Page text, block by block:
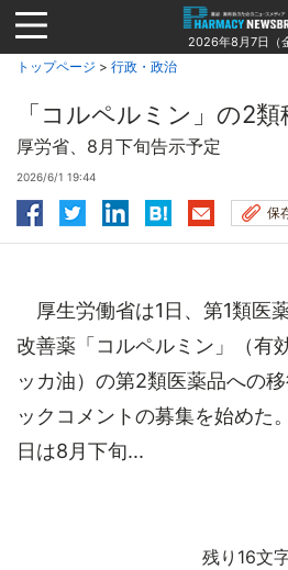
Jump
to
navigation
2026年8月7日（
トップページ > 行政・政治
「コルペルミン」の2
厚労省、8月下旬告示予定
2026/6/1 19:44
保
厚生労働省は1日、第1類医
改善薬「コルペルミン」（有
ッカ油）の第2類医薬品への
ックコメントの募集を始めた
日は8月下旬...
残り16文